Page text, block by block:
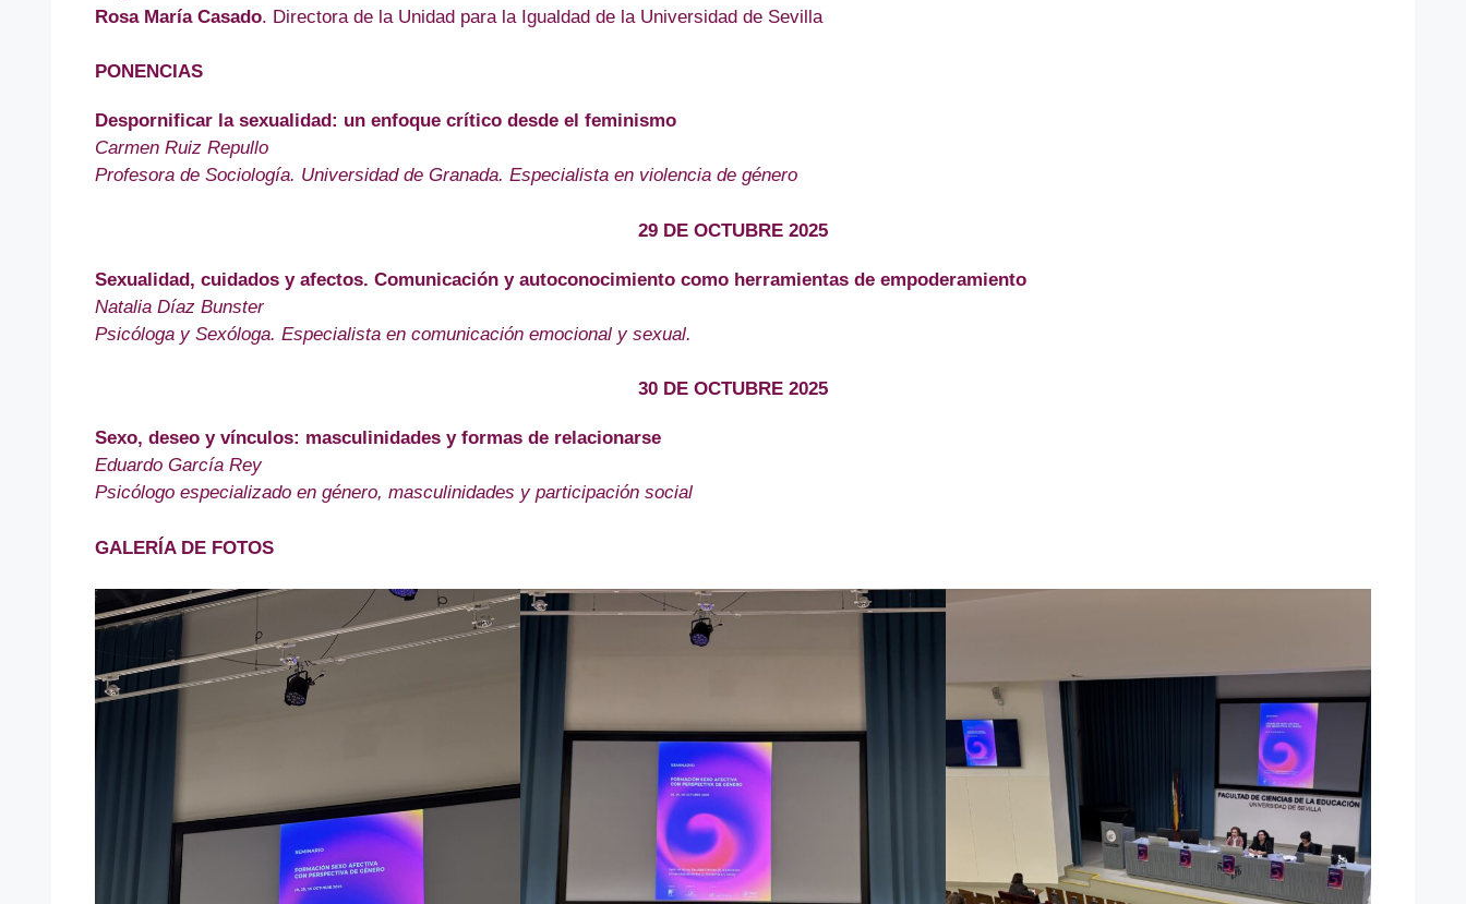
Rosa María Casado. Directora de la Unidad para la Igualdad de la Universidad de Sevilla
PONENCIAS
Despornificar la sexualidad: un enfoque crítico desde el feminismo
Carmen Ruiz Repullo
Profesora de Sociología. Universidad de Granada. Especialista en violencia de género
29 DE OCTUBRE 2025
Sexualidad, cuidados y afectos. Comunicación y autoconocimiento como herramientas de empoderamiento
Natalia Díaz Bunster
Psicóloga y Sexóloga. Especialista en comunicación emocional y sexual.
30 DE OCTUBRE 2025
Sexo, deseo y vínculos: masculinidades y formas de relacionarse
Eduardo García Rey
Psicólogo especializado en género, masculinidades y participación social
GALERÍA DE FOTOS